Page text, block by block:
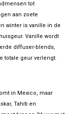
tot
aan zoete
winter is vanille in de
Vanille wordt
diffuser-blends,
totale geur verlengt.
in Mexico, maar
Tahiti en